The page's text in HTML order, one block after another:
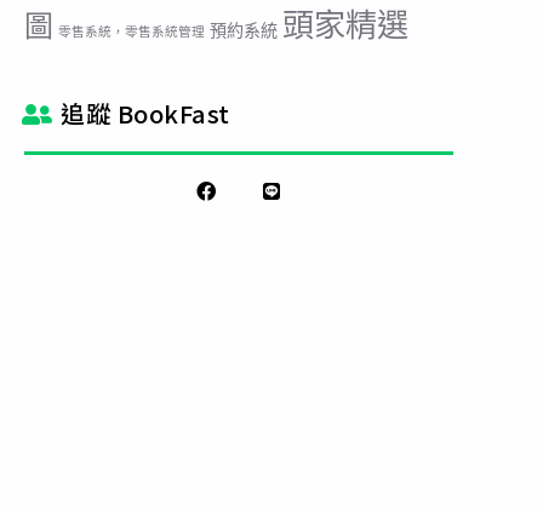
圖
零售系統，零售系統管理 預約系統 頭家精選
追蹤 BookFast